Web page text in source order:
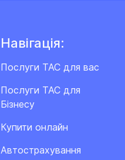
Навігація:
Послуги ТАС для вас
Послуги ТАС для
Бізнесу
Купити онлайн
Автострахування